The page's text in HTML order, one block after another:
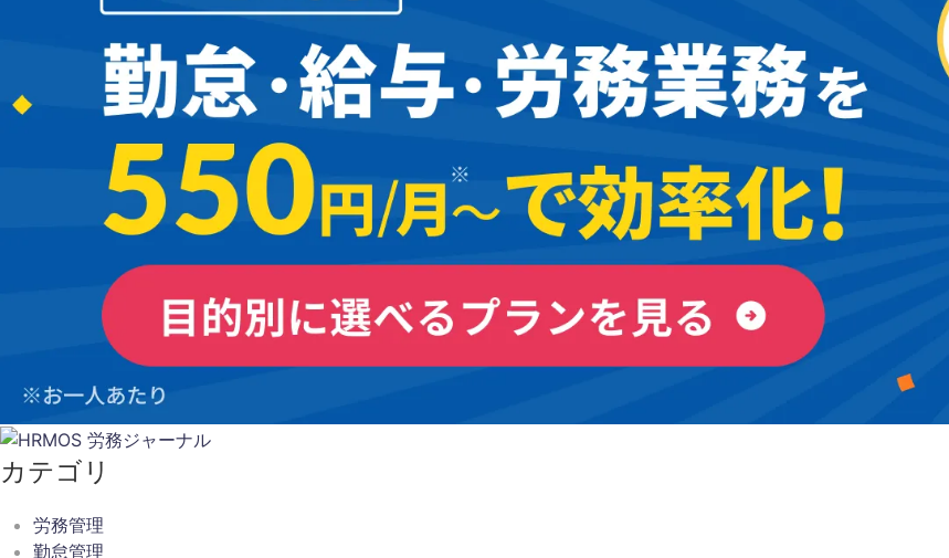
カテゴリ
労務管理
勤怠管理